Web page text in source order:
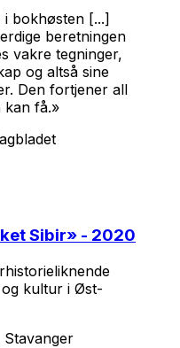
i bokhøsten [...]
beretningen
vakre tegninger,
og altså sine
Den fortjener all
kan få.»
Sibir» - 2020
kultur i Øst-
Stavanger